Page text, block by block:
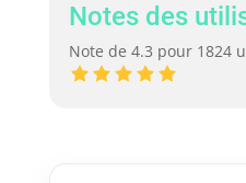
Notes des
Note de 4.3 pour 1824